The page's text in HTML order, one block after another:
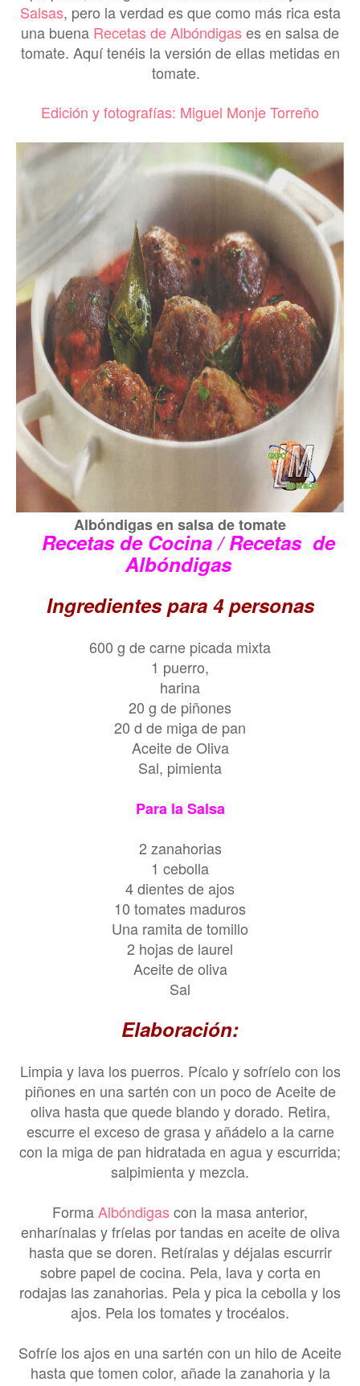
Salsas, pero la verdad es que como más rica esta
una buena Recetas de Albóndigases en salsa de
tomate. Aquí tenéis la versión de ellas metidas en
tomate.
Edición y fotografías: Miguel Monje Torreño
Albóndigas en salsa de tomate
Recetas de Cocina / Recetas de
Albóndigas
Ingredientes para 4 personas
600 g de carne picada mixta
1 puerro,
harina
20 g de piñones
20 d de miga de pan
Aceite de Oliva
Sal, pimienta
Para la Salsa
2 zanahorias
1 cebolla
4 dientes de ajos
10 tomates maduros
Una ramita de tomillo
2 hojas de laurel
Aceite de oliva
Sal
Elaboración:
Limpia y lava los puerros. Pícalo y sofríelo con los
piñones en una sartén con un poco de Aceite de
oliva hasta que quede blando y dorado. Retira,
escurre el exceso de grasa y añádelo a la carne
con la miga de pan hidratada en agua y escurrida;
salpimienta y mezcla.
FormaAlbóndigascon la masa anterior,
enharínalas y fríelas por tandas en aceite de oliva
hasta que se doren. Retíralas y déjalas escurrir
sobre papel de cocina. Pela, lava y corta en
rodajas las zanahorias. Pela y pica la cebolla y los
ajos. Pela los tomates y trocéalos.
Sofríe los ajos en una sartén con un hilo de Aceite
hasta que tomen color, añade la zanahoria y la